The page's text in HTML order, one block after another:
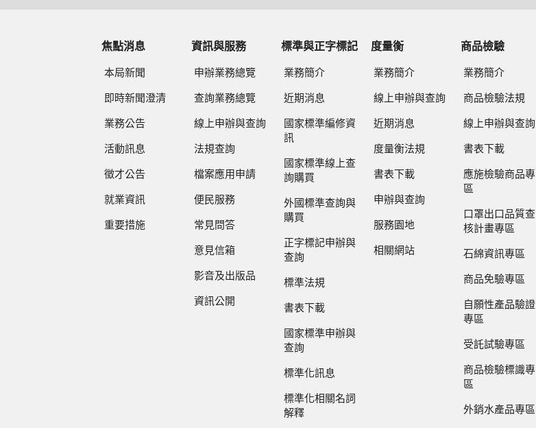
焦點消息
本局新聞
即時新聞澄清
業務公告
活動訊息
徵才公告
就業資訊
重要措施
資訊與服務
申辦業務總覽
查詢業務總覽
線上申辦與查詢
法規查詢
檔案應用申請
便民服務
常見問答
意見信箱
影音及出版品
資訊公開
標準與正字標記
業務簡介
近期消息
國家標準編修資
訊
國家標準線上查
詢購買
外國標準查詢與
購買
正字標記申辦與
查詢
標準法規
書表下載
國家標準申辦與
查詢
標準化訊息
標準化相關名詞
解釋
度量衡
業務簡介
線上申辦與查詢
近期消息
度量衡法規
書表下載
申辦與查詢
服務園地
相關網站
商品檢驗
業務簡介
商品檢驗法規
線上申辦與查詢
書表下載
應施檢驗商品專
區
口罩出口品質查
核計畫專區
石綿資訊專區
商品免驗專區
自願性產品驗證
專區
受託試驗專區
商品檢驗標識專
區
外銷水產品專區